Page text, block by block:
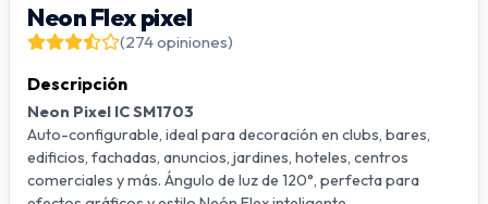
Neon Flex pixel
(274 opiniones)
Descripción
Neon Pixel IC SM1703
Auto-configurable, ideal para decoración en clubs, bares,
edificios, fachadas, anuncios, jardines, hoteles, centros
comerciales y más. Ángulo de luz de 120°, perfecta para